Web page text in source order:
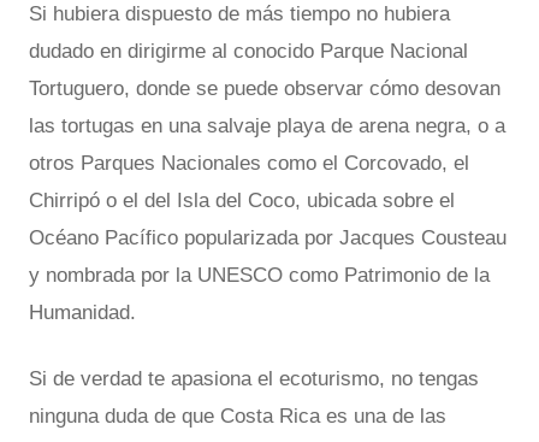
Si hubiera dispuesto de más tiempo no hubiera
dudado en dirigirme al conocido Parque Nacional
Tortuguero, donde se puede observar cómo desovan
las tortugas en una salvaje playa de arena negra, o a
otros Parques Nacionales como el Corcovado, el
Chirripó o el del Isla del Coco, ubicada sobre el
Océano Pacífico popularizada por Jacques Cousteau
y nombrada por la UNESCO como Patrimonio de la
Humanidad.
Si de verdad te apasiona el ecoturismo, no tengas
ninguna duda de que Costa Rica es una de las